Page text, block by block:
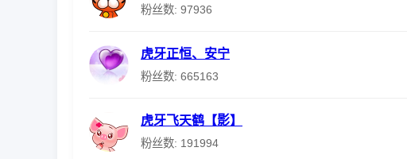
粉丝数: 97936
虎牙正恒、安宁
粉丝数: 665163
虎牙飞天鹤【影】
粉丝数: 191994